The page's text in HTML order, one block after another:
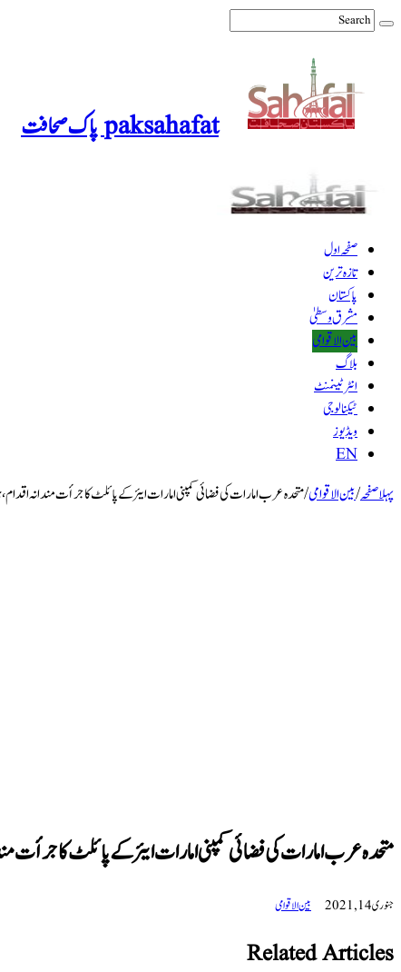
paksahafat پاک صحافت
صفحہ اول
تازہ ترین
پاکستان
مشرق وسطیٰ
بین الاقوامی
بلاگ
انٹرٹینمنٹ
ٹیکنالوجی
ویڈیوز
EN
پہلا صفحہ/بین الاقوامی/متحدہ عرب امارات کی فضائی کمپنی امارات ایئر کے پائلٹ کا جرأت مندانہ
متحدہ عرب امارات کی فضائی کمپنی امارات ایئر کے پائلٹ کا جرأت
جنوری 14, 2021 بین الاقوامی
Related Articles